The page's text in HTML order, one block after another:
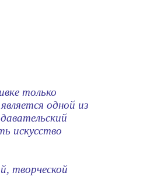
только
одной из
искусство
творческой